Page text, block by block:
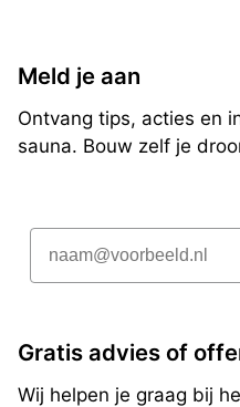
Meld je aan
Ontvang tips, acties en
sauna. Bouw zelf je
Email
Gratis advies of
Wij helpen je graag bij